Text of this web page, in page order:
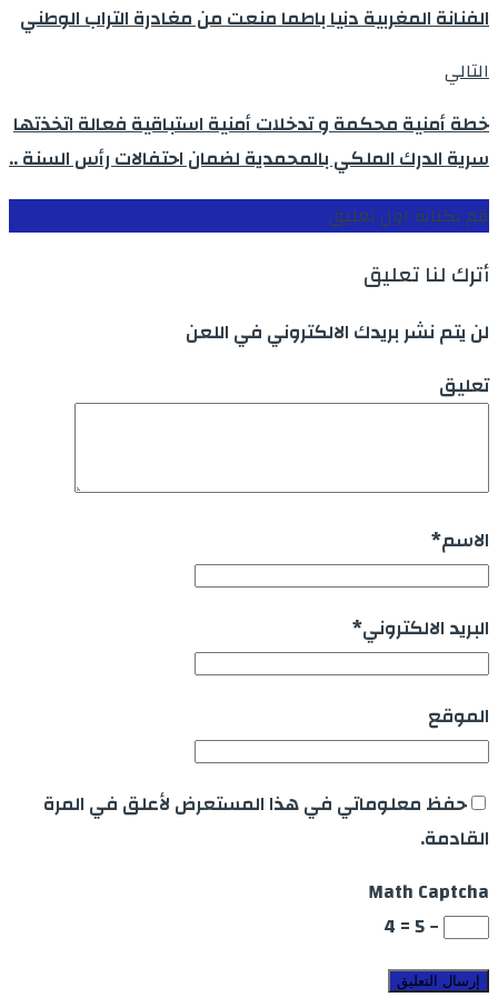
الفنانة المغربية دنيا باطما منعت من مغادرة التراب الوطني
التالي
خطة أمنية محكمة و تدخلات أمنية استباقية فعالة اتخذتها
سرية الدرك الملكي بالمحمدية لضمان احتفالات رأس السنة ..
قم بكتابة اول تعليق
أترك لنا تعليق
لن يتم نشر بريدك الالكتروني في اللعن
تعليق
الاسم*
البريد الالكتروني*
الموقع
حفظ معلوماتي في هذا المستعرض لأعلق في المرة
القادمة.
Math Captcha
− 5 = 4